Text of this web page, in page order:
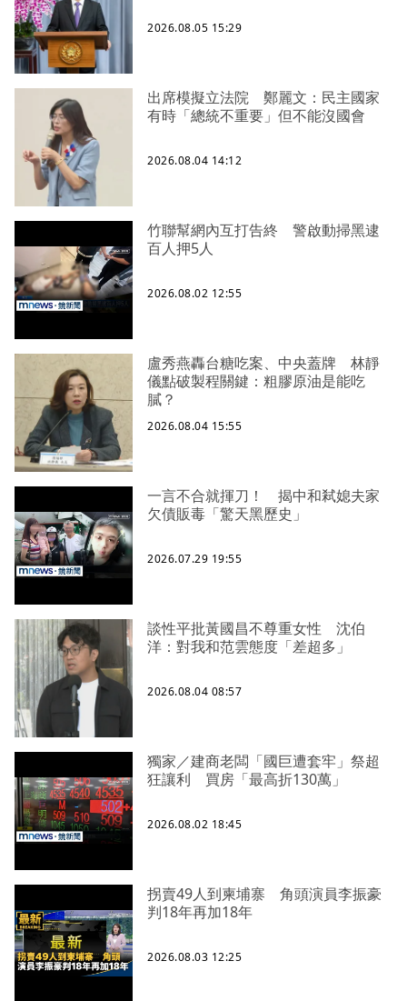
2026.08.05 15:29
出席模擬立法院 鄭麗文：民主國家
有時「總統不重要」但不能沒國會
2026.08.04 14:12
竹聯幫網內互打告終 警啟動掃黑逮
百人押5人
2026.08.02 12:55
盧秀燕轟台糖吃案、中央蓋牌 林靜
儀點破製程關鍵：粗膠原油是能吃
膩？
2026.08.04 15:55
一言不合就揮刀！ 揭中和弒媳夫家
欠債販毒「驚天黑歷史」
2026.07.29 19:55
談性平批黃國昌不尊重女性 沈伯
洋：對我和范雲態度「差超多」
2026.08.04 08:57
獨家／建商老闆「國巨遭套牢」祭超
狂讓利 買房「最高折130萬」
2026.08.02 18:45
拐賣49人到柬埔寨 角頭演員李振豪
判18年再加18年
2026.08.03 12:25